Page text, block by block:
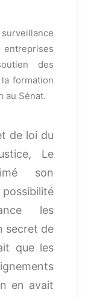
des
formation
au Sénat.
de loi du
Le
son
les
secret de
que les
en avait